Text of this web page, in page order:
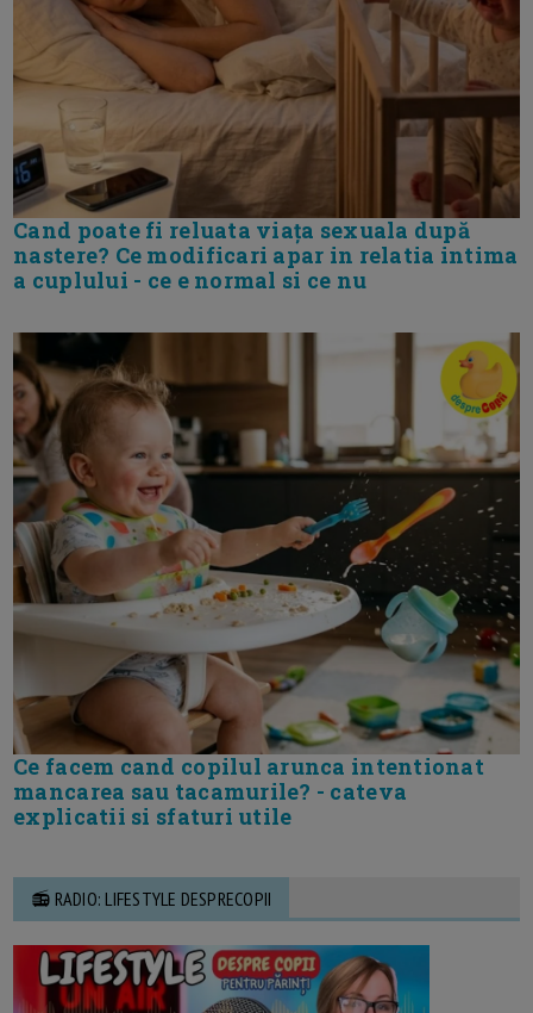
Cand poate fi reluata viața sexuala după
nastere? Ce modificari apar in relatia intima
a cuplului - ce e normal si ce nu
Ce facem cand copilul arunca intentionat
mancarea sau tacamurile? - cateva
explicatii si sfaturi utile
📻 RADIO: LIFESTYLE DESPRECOPII